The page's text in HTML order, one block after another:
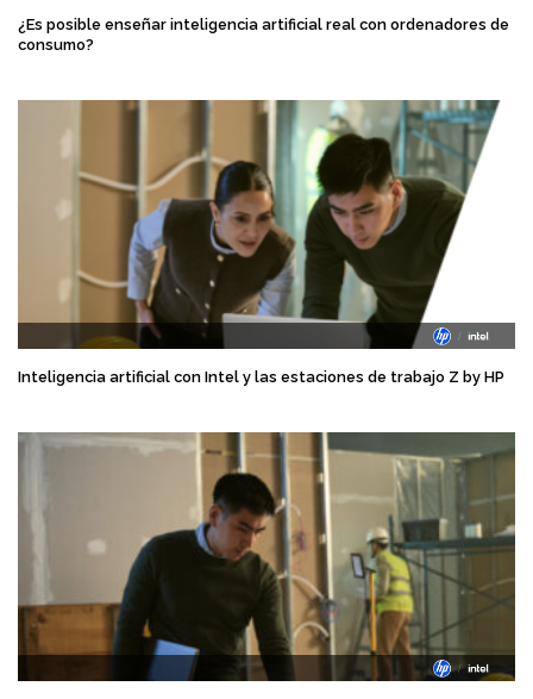
¿Es posible enseñar inteligencia artificial real con ordenadores de
consumo?
Inteligencia artificial con Intel y las estaciones de trabajo Z by HP